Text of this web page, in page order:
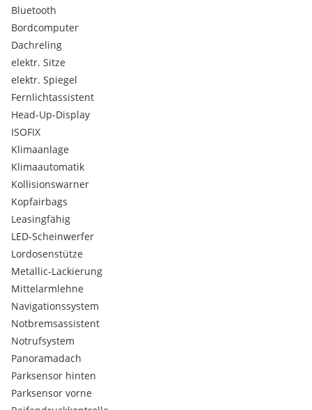
Bluetooth
Bordcomputer
Dachreling
elektr. Sitze
elektr. Spiegel
Fernlichtassistent
Head-Up-Display
ISOFIX
Klimaanlage
Klimaautomatik
Kollisionswarner
Kopfairbags
Leasingfähig
LED-Scheinwerfer
Lordosenstütze
Metallic-Lackierung
Mittelarmlehne
Navigationssystem
Notbremsassistent
Notrufsystem
Panoramadach
Parksensor hinten
Parksensor vorne